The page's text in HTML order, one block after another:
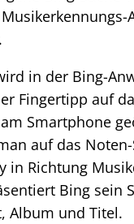
in der Bing-
Fingertipp auf
Smartphone
auf das
in Richtung
Bing sein
Album und Titel.